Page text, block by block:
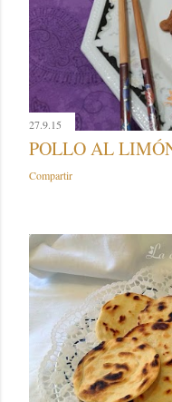
27.9.15
POLLO AL
Compartir